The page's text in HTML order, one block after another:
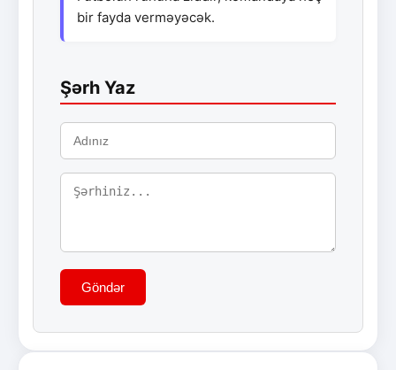
bir fayda verməyəcək.
Şərh Yaz
Göndər